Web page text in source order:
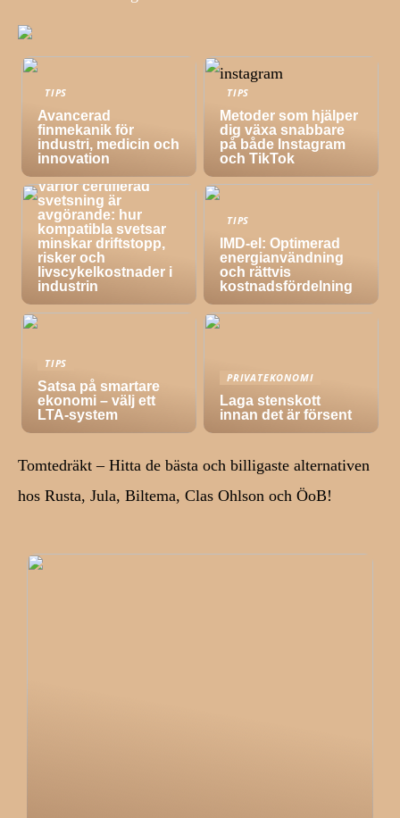
TIPS
Avancerad
finmekanik för
industri, medicin och
innovation
TIPS
Metoder som hjälper
dig växa snabbare
på både Instagram
och TikTok
TIPS
Varför certifierad
svetsning är
avgörande: hur
kompatibla svetsar
minskar driftstopp,
risker och
livscykelkostnader i
industrin
TIPS
IMD-el: Optimerad
energianvändning
och rättvis
kostnadsfördelning
TIPS
Satsa på smartare
ekonomi – välj ett
LTA-system
PRIVATEKONOMI
Laga stenskott
innan det är försent
Tomtedräkt – Hitta de bästa och billigaste alternativen
hos Rusta, Jula, Biltema, Clas Ohlson och ÖoB!